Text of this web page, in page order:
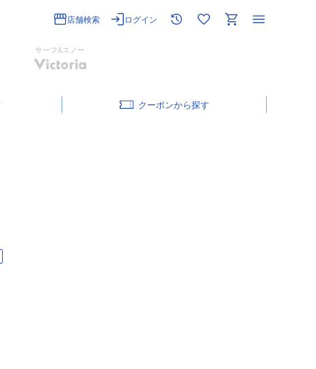
店舗検索 ログイン
サーフ&スノー
クーポン